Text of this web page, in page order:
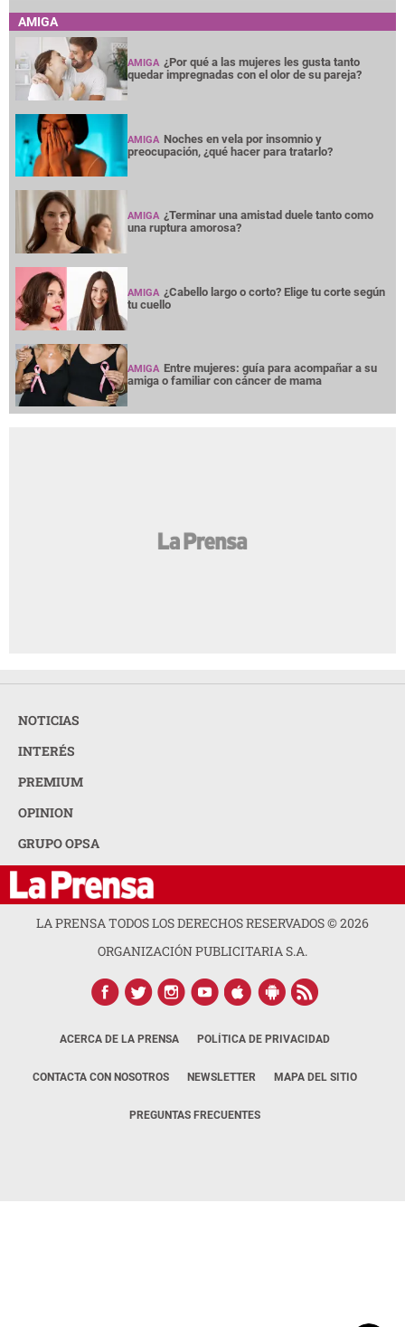
AMIGA
AMIGA ¿Por qué a las mujeres les gusta tanto
quedar impregnadas con el olor de su pareja?
AMIGA Noches en vela por insomnio y
preocupación, ¿qué hacer para tratarlo?
AMIGA ¿Terminar una amistad duele tanto como
una ruptura amorosa?
AMIGA ¿Cabello largo o corto? Elige tu corte según
tu cuello
AMIGA Entre mujeres: guía para acompañar a su
amiga o familiar con cáncer de mama
NOTICIAS
INTERÉS
PREMIUM
OPINION
GRUPO OPSA
LA PRENSA TODOS LOS DERECHOS RESERVADOS ©2026
ORGANIZACIÓN PUBLICITARIA S.A.
ACERCA DE LA PRENSA POLÍTICA DE PRIVACIDAD
CONTACTA CON NOSOTROS NEWSLETTER MAPA DEL SITIO
PREGUNTAS FRECUENTES